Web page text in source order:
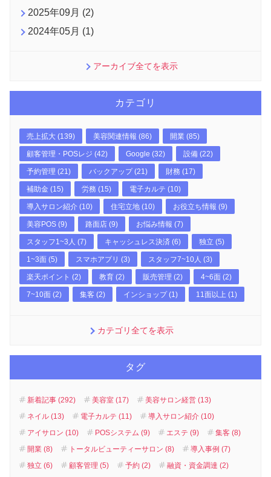
2025年09月 (2)
2024年05月 (1)
アーカイブ全てを表示
カテゴリ
売上拡大 (139) 美容関連情報 (86) 開業 (85)
顧客管理・POSレジ (42) Google (32) 設備 (22)
予約管理 (21) バックアップ (21) 財務 (17)
補助金 (15) 労務 (15) 電子カルテ (10)
導入サロン紹介 (10) 住宅立地 (10) お役立ち情報 (9)
美容POS (9) 路面店 (9) お悩み情報 (7)
スタッフ1~3人 (7) キャッシュレス決済 (6) 独立 (5)
1~3面 (5) スマホアプリ (3) スタッフ7~10人 (3)
楽天ポイント (2) 教育 (2) 販売管理 (2) 4~6面 (2)
7~10面 (2) 集客 (2) インショップ (1) 11面以上 (1)
カテゴリ全てを表示
タグ
新着記事 (292) 美容室 (17)
美容サロン経営 (13)
ネイル (13)
電子カルテ (11)
導入サロン紹介 (10)
アイサロン (10)
POSシステム (9) エステ (9)
集客 (8)
開業 (8)
トータルビューティーサロン (8)
導入事例 (7)
独立 (6)
顧客管理 (5) 予約 (2)
融資・資金調達 (2)